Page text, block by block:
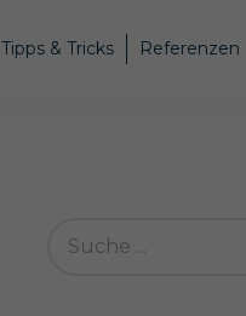
Tipps & Tricks Referenzen